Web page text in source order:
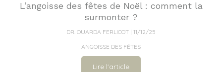
L’angoisse des fêtes de Noël : comment la
surmonter ?
DR. OUARDA FERLICOT 11/12/25
ANGOISSE DES FÊTES
Lire l'article